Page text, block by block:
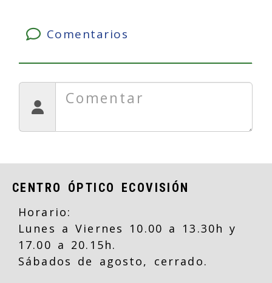
Comentarios
CENTRO ÓPTICO ECOVISIÓN
Horario:
Lunes a Viernes 10.00 a 13.30h y
17.00 a 20.15h.
Sábados de agosto, cerrado.